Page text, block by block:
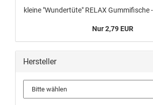
kleine "Wundertüte" RELAX Gummifische -
Nur 2,79 EUR
Hersteller